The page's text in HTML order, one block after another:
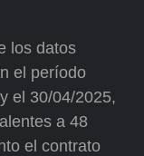
los datos
el período
el 30/04/2025,
a 48
el contrato